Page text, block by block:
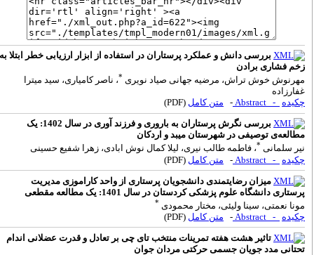
بررسی دانش و عملکرد پرستاران در استفاده از ابزار ارزیابی خطر ابتلا به
زخم فشاری برادن
مهرنوش خوش تراش، مرضیه جهانی صیاد نویری ، ناصر کامیاری، سید میترا
غفارزاده
چکیده - Abstract
- متن کامل(PDF)
بررسی نگرش پرستاران به باروری و فرزند آوری در سال 1402: یک
مطالعه‌ی توصیفی در شهرستان میبد و اردکان
نیر سلمانی ، فاطمه طالب نیری، لیلا کمال نوش ابادی، زهرا شفیع حسینی
چکیده - Abstract
- متن کامل(PDF)
میزان رضایتمندی دانشجویان پرستاری از واحد کاراموزی مدیریت
پرستاری دانشگاه علوم پزشکی کردستان در سال 1401: یک مطالعه مقطعی
مونا نعمتی، سینا ولیئی، مختار محمودی
چکیده - Abstract
- متن کامل(PDF)
تاثیر هشت هفته تمرینات منتخب تای چی بر تعادل و قدرت عضلانی اندام
تحتانی مدد جویان جسمی حرکتی مردان جوان